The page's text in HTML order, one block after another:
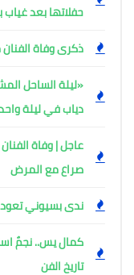
حفلاتها بعد
ذكرى وفاة الفنان
«ليلة الساحل
دياب في ليلة
عاجل | وفاة
صراع مع المرض
ندى بسيوني تعود
كمال يس.. نجمٌ
تاريخ الفن